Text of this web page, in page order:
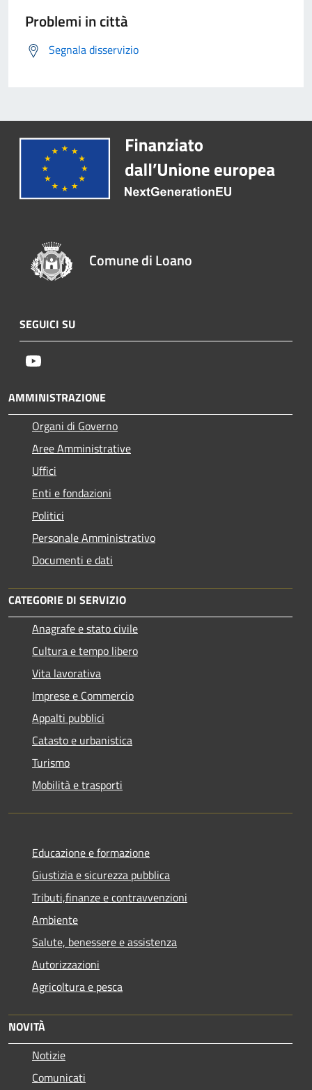
Problemi in città
Segnala disservizio
Comune di Loano
SEGUICI SU
AMMINISTRAZIONE
Organi di Governo
Aree Amministrative
Uffici
Enti e fondazioni
Politici
Personale Amministrativo
Documenti e dati
CATEGORIE DI SERVIZIO
Anagrafe e stato civile
Cultura e tempo libero
Vita lavorativa
Imprese e Commercio
Appalti pubblici
Catasto e urbanistica
Turismo
Mobilità e trasporti
Educazione e formazione
Giustizia e sicurezza pubblica
Tributi,finanze e contravvenzioni
Ambiente
Salute, benessere e assistenza
Autorizzazioni
Agricoltura e pesca
NOVITÀ
Notizie
Comunicati